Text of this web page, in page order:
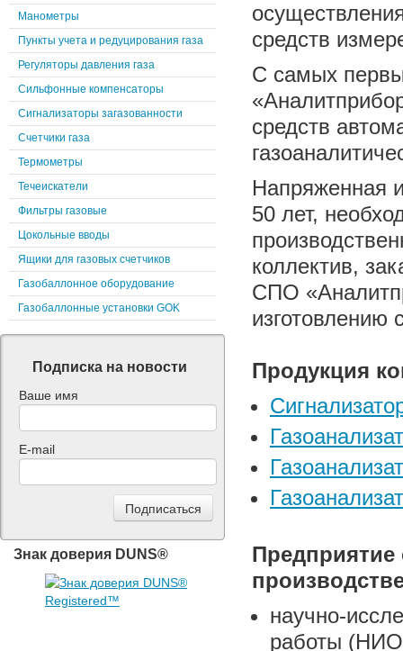
средств
С самых
средств
Напряженная
50 лет,
коллектив,
СПО
изготовлению
Продукция
научно-
работы
Манометры
Пункты учета и редуцирования газа
Регуляторы давления газа
Сильфонные компенсаторы
Сигнализаторы загазованности
Счетчики газа
Термометры
Течеискатели
Фильтры газовые
Цокольные вводы
Ящики для газовых счетчиков
Газобаллонное оборудование
Газобаллонные установки GOK
Подписка на новости
Ваше имя
E-mail
Знак доверия DUNS®